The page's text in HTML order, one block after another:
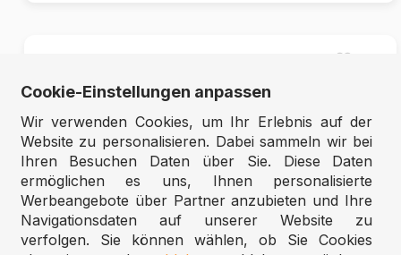
1000 Teile
Castorland
9,95 €
Cookie-Einstellungen anpassen
Wir verwenden Cookies, um Ihr Erlebnis auf der
Website zu personalisieren. Dabei sammeln wir bei
Ihren Besuchen Daten über Sie. Diese Daten
ermöglichen es uns, Ihnen personalisierte
Werbeangebote über Partner anzubieten und Ihre
Navigationsdaten auf unserer Website zu
verfolgen. Sie können wählen, ob Sie Cookies